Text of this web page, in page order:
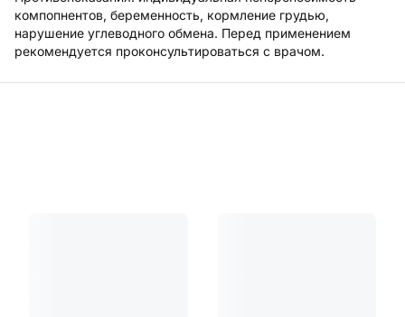
компопнентов, беременность, кормление грудью,
нарушение углеводного обмена. Перед применением
рекомендуется проконсультироваться с врачом.